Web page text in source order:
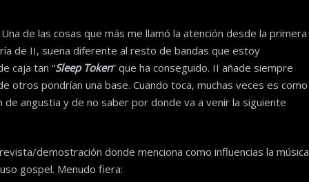
de las cosas que más me llamó la atención desde la primera
de II, suena diferente al resto de bandas que estoy
caja tan “Sleep Token” que ha conseguido. II añade siempre
otros pondrían una base. Cuando toca, muchas veces es como
angustia y de no saber por donde va a venir la siguiente
demostración donde menciona como influencias la música
gospel. Menudo fiera: